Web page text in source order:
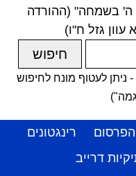
ה' בשמחה" (ההורדה
גזל ח"ו)
ניתן לעטוף מונח לחיפוש
רינגטונים
דרייב